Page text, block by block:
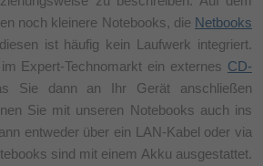
noch kleinere Notebooks, die Netbooks
ist häufig kein Laufwerk integriert.
Expert-Technomarkt ein externes CD-
Sie dann an Ihr Gerät anschließen
Sie mit unseren Notebooks auch ins
entweder über ein LAN-Kabel oder via
sind mit einem Akku ausgestattet.